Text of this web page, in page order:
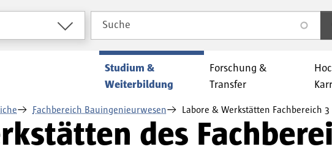
Suche
Studium &
Weiterbildung
Forschung &
Transfer
Fachbereich Bauingenieurwesen Labore & Werkstätten Fachbereich 3
des